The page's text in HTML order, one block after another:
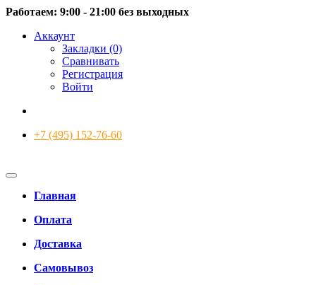
Работаем: 9:00 - 21:00 без выходных
Аккаунт
Закладки (0)
Сравнивать
Регистрация
Войти
+7 (495) 152-76-60
Главная
Оплата
Доставка
Самовывоз